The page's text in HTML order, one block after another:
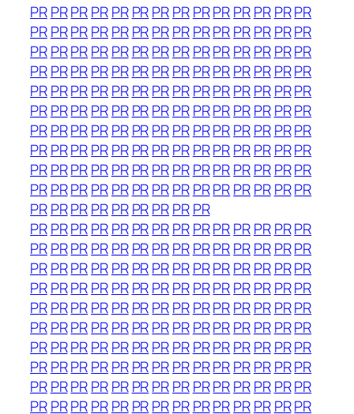
PRPRPRPRPR PRPRPRPRPRPRPR PRPR
PRPRPRPRPR PRPRPRPRPRPRPR PRPR
PRPRPRPRPR PRPRPRPRPRPRPR PRPR
PRPRPRPRPR PRPRPRPRPRPRPR PRPR
PRPRPRPRPR PRPRPRPRPRPRPR PRPR
PRPRPRPRPR PRPRPRPRPRPRPR PRPR
PRPRPRPRPR PRPRPRPRPRPRPR PRPR
PRPRPRPRPR PRPRPRPRPRPRPR PRPR
PRPRPRPRPR PRPRPRPRPRPRPR PRPR
PRPRPRPRPR PRPRPRPRPRPRPR PRPR
PRPRPRPRPR PRPRPRPR
PRPRPRPRPR PRPRPRPRPRPRPR PRPR
PRPRPRPRPR PRPRPRPRPRPRPR PRPR
PRPRPRPRPR PRPRPRPRPRPRPR PRPR
PRPRPRPRPR PRPRPRPRPRPRPR PRPR
PRPRPRPRPR PRPRPRPRPRPRPR PRPR
PRPRPRPRPR PRPRPRPRPRPRPR PRPR
PRPRPRPRPR PRPRPRPRPRPRPR PRPR
PRPRPRPRPR PRPRPRPRPRPRPR PRPR
PRPRPRPRPR PRPRPRPRPRPRPR PRPR
PRPRPRPRPR PRPRPRPRPRPRPR PRPR